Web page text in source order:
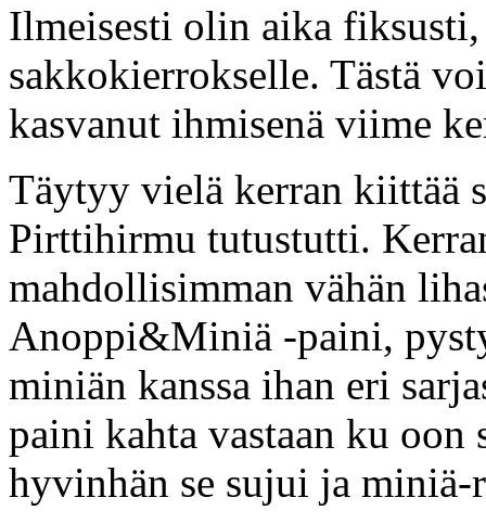
Ilmeisesti olin aika
sakkokierrokselle. Tästä
kasvanut ihmisenä viime
Täytyy vielä kerran kiittää
Pirttihirmu tutustutti.
mahdollisimman vähän
Anoppi&Miniä -paini,
miniän kanssa ihan eri
paini kahta vastaan ku
hyvinhän se sujui ja miniä-